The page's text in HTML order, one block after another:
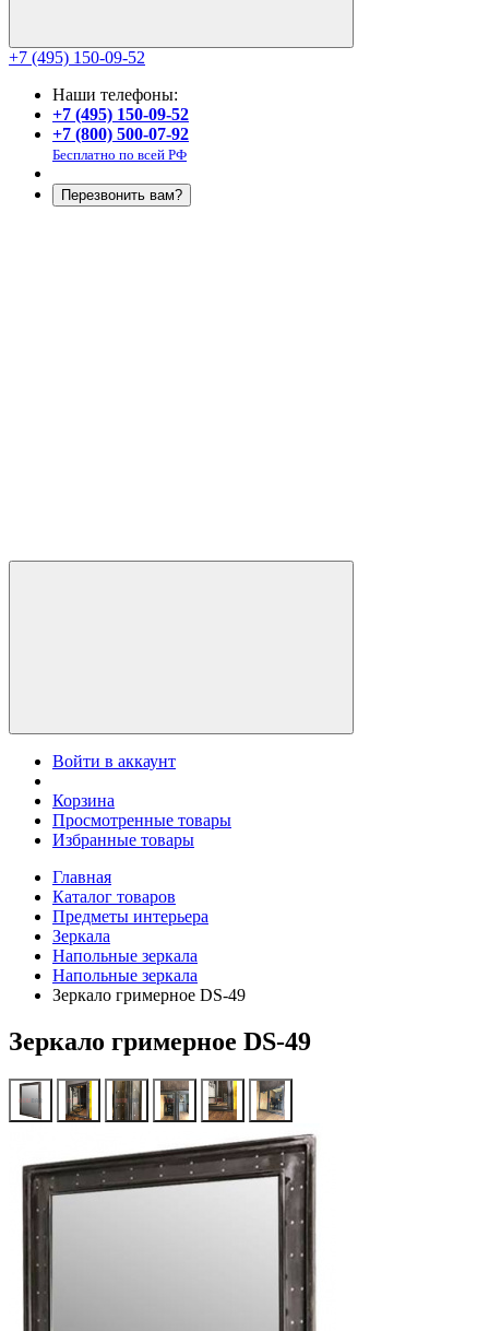
+7 (495) 150-09-52
Наши телефоны:
+7 (495) 150-09-52
+7 (800) 500-07-92
Бесплатно по всей РФ
Перезвонить вам?
Войти в аккаунт
Корзина
Просмотренные товары
Избранные товары
Главная
Каталог товаров
Предметы интерьера
Зеркала
Напольные зеркала
Напольные зеркала
Зеркало гримерное DS-49
Зеркало гримерное DS-49